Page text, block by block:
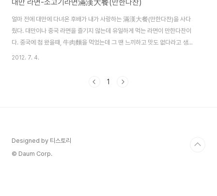
대만 라면-소고기라면滿漢大餐(만한다찬)
얼마 전에 대만에 다녀온 후배가 내가 사랑하는 滿漢大餐(만한다찬)을 사다
줬다. 대만이나 중국 라면을 즐기지 않는데 유일하게 먹는 라면이 만한다찬이
다. 중국에 첨 왔을때, 牛肉麵을 먹었는데 그 땐 느끼하고 맛도 없다라고 생각
했는데 대만 가서 먹어보곤 반하게 되었다.대만에 만한다찬 말고 다른 브랜드
珍味牛肉麵과 蔥燒牛肉麵. 평상시 국물이 맑은 清燉보다는 간장 등으로
2012. 7. 4.
1
Designed by 티스토리
© Daum Corp.